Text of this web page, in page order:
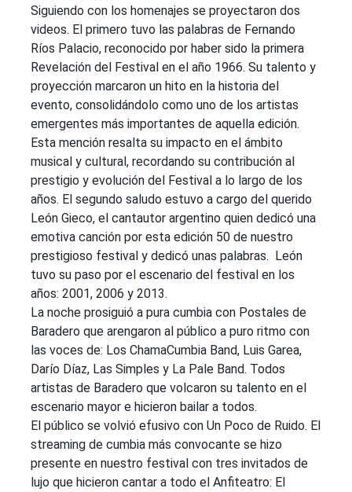
Siguiendo con los homenajes se proyectaron dos
videos. El primero tuvo las palabras de Fernando
Ríos Palacio, reconocido por haber sido la primera
Revelación del Festival en el año 1966. Su talento y
proyección marcaron un hito en la historia del
evento, consolidándolo como uno de los artistas
emergentes más importantes de aquella edición.
Esta mención resalta su impacto en el ámbito
musical y cultural, recordando su contribución al
prestigio y evolución del Festival a lo largo de los
años. El segundo saludo estuvo a cargo del querido
León Gieco, el cantautor argentino quien dedicó una
emotiva canción por esta edición 50 de nuestro
prestigioso festival y dedicó unas palabras. León
tuvo su paso por el escenario del festival en los
años: 2001, 2006 y 2013.
La noche prosiguió a pura cumbia con Postales de
Baradero que arengaron al público a puro ritmo con
las voces de: Los ChamaCumbia Band, Luis Garea,
Darío Díaz, Las Simples y La Pale Band. Todos
artistas de Baradero que volcaron su talento en el
escenario mayor e hicieron bailar a todos.
El público se volvió efusivo con Un Poco de Ruido. El
streaming de cumbia más convocante se hizo
presente en nuestro festival con tres invitados de
lujo que hicieron cantar a todo el Anfiteatro: El